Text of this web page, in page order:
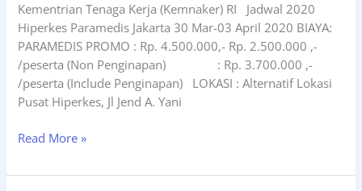
Kementrian Tenaga Kerja (Kemnaker) RI Jadwal 2020
Hiperkes Paramedis Jakarta 30 Mar-03 April 2020 BIAYA:
PARAMEDIS PROMO : Rp. 4.500.000,- Rp. 2.500.000 ,-
/peserta (Non Penginapan) : Rp. 3.700.000 ,-
/peserta (Include Penginapan) LOKASI : Alternatif Lokasi
Pusat Hiperkes, Jl Jend A. Yani
Siap
Hiperkes
Read More »